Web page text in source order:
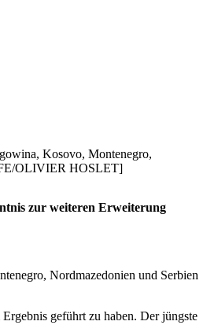
Kosovo, Montenegro,
OLIVIER HOSLET]
zur weiteren Erweiterung
Nordmazedonien und Serbien
geführt zu haben. Der jüngste